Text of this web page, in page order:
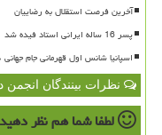
آخرین فرصت استقلال به رضاییان
پسر 16 ساله ایرانی استاد فیده شد
اسپانیا شانس اول قهرمانی جام جهانی ۲۰۳۰
نظرات بینندگان
لطفا شما همنظر دهید